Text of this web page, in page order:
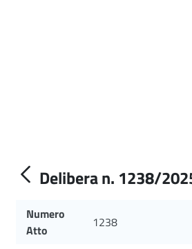
Delibera n. 1238/
Numero
Atto
1238